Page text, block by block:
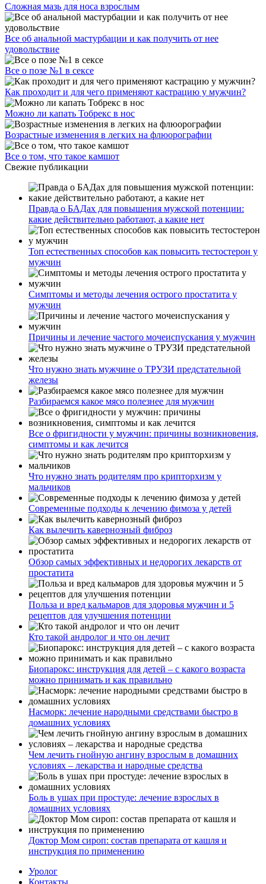
Сложная мазь для носа взрослым
Все об анальной мастурбации и как получить от нее
удовольствие
Все о позе №1 в сексе
Как проходит и для чего применяют кастрацию у мужчин?
Можно ли капать Тобрекс в нос
Возрастные изменения в легких на флюорографии
Все о том, что такое камшот
Свежие публикации
Правда о БАДах для повышения мужской потенции:
какие действительно работают, а какие нет
Топ естественных способов как повысить тестостерон у
мужчин
Симптомы и методы лечения острого простатита у
мужчин
Причины и лечение частого мочеиспускания у мужчин
Что нужно знать мужчине о ТРУЗИ предстательной
железы
Разбираемся какое мясо полезнее для мужчин
Все о фригидности у мужчин: причины возникновения,
симптомы и как лечится
Что нужно знать родителям про крипторхизм у
мальчиков
Современные подходы к лечению фимоза у детей
Как вылечить кавернозный фиброз
Обзор самых эффективных и недорогих лекарств от
простатита
Польза и вред кальмаров для здоровья мужчин и 5
рецептов для улучшения потенции
Кто такой андролог и что он лечит
Биопарокс: инструкция для детей – с какого возраста
можно принимать и как правильно
Насморк: лечение народными средствами быстро в
домашних условиях
Чем лечить гнойную ангину взрослым в домашних
условиях – лекарства и народные средства
Боль в ушах при простуде: лечение взрослых в
домашних условиях
Доктор Мом сироп: состав препарата от кашля и
инструкция по применению
Уролог
Контакты